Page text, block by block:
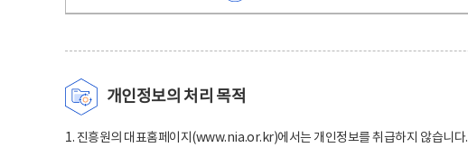
개인정보의 처리 목적
1. 진흥원의 대표홈페이지(www.nia.or.kr)에서는 개인정보를 취급하지 않습니다.